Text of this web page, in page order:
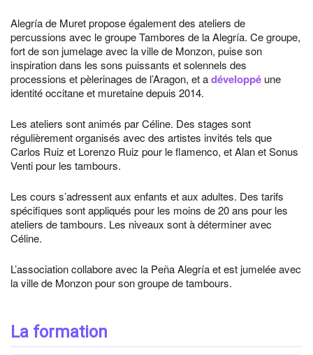
Alegría de Muret propose également des ateliers de
percussions avec le groupe Tambores de la Alegría. Ce groupe,
fort de son jumelage avec la ville de Monzon, puise son
inspiration dans les sons puissants et solennels des
processions et pèlerinages de l’Aragon, et adéveloppé une
identité occitane et muretaine depuis 2014.
Les ateliers sont animés par Céline. Des stages sont
régulièrement organisés avec des artistes invités tels que
Carlos Ruiz et Lorenzo Ruiz pour le flamenco, et Alan et Sonus
Venti pour les tambours.
Les cours s’adressent aux enfants et aux adultes. Des tarifs
spécifiques sont appliqués pour les moins de 20 ans pour les
ateliers de tambours. Les niveaux sont à déterminer avec
Céline.
L’association collabore avec la Peña Alegría et est jumelée avec
la ville de Monzon pour son groupe de tambours.
La formation